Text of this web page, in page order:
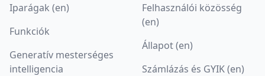
Iparágak (en)
Funkciók
Generatív mesterséges
intelligencia
Felhasználói közösség
(en)
Állapot (en)
Számlázás és GYIK (en)